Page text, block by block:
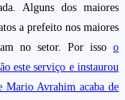
Alguns dos maiores
a prefeito nos maiores
no setor. Por isso o
este serviço e instaurou
Mario Avrahim acaba de